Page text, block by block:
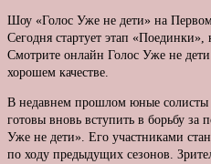
Шоу «Голос Уже не дети» на
Сегодня стартует этап
Смотрите онлайн Голос Уже не
хорошем качестве.
В недавнем прошлом юные солисты
готовы вновь вступить в борьбу за
Уже не дети». Его участниками
по ходу предыдущих сезонов.